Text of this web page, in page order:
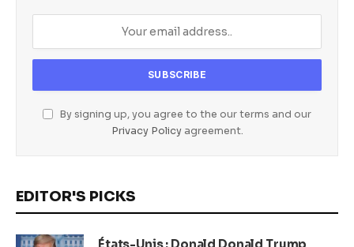
By signing up, you agree to the our terms and our
Privacy Policyagreement.
EDITOR'S PICKS